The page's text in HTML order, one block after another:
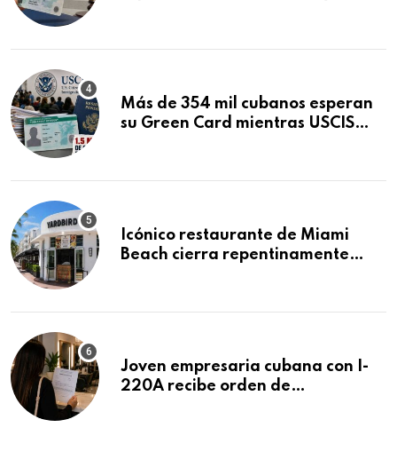
Más de 354 mil cubanos esperan
su Green Card mientras USCIS
Icónico restaurante de Miami
Beach cierra repentinamente
Joven empresaria cubana con I-
220A recibe orden de